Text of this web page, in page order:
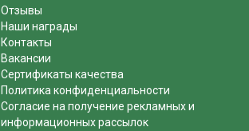
Отзывы
Наши награды
Контакты
Вакансии
Сертификаты качества
Политика конфиденциальности
Согласие на получение рекламных и
информационных рассылок